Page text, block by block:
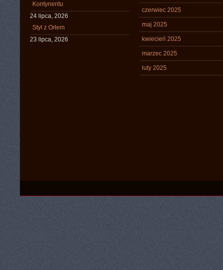
Kontynentu
24 lipca, 2026
Styl z Orłem
23 lipca, 2026
czerwiec 2025
maj 2025
kwiecień 2025
marzec 2025
luty 2025